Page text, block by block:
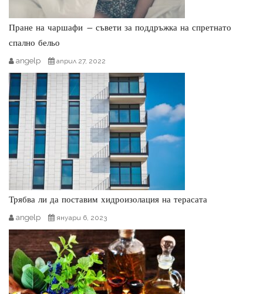
Пране на чаршафи – съвети за поддръжка на спретнато
спално бельо
angelp април 27, 2022
Трябва ли да поставим хидроизолация на терасата
angelp януари 6, 2023